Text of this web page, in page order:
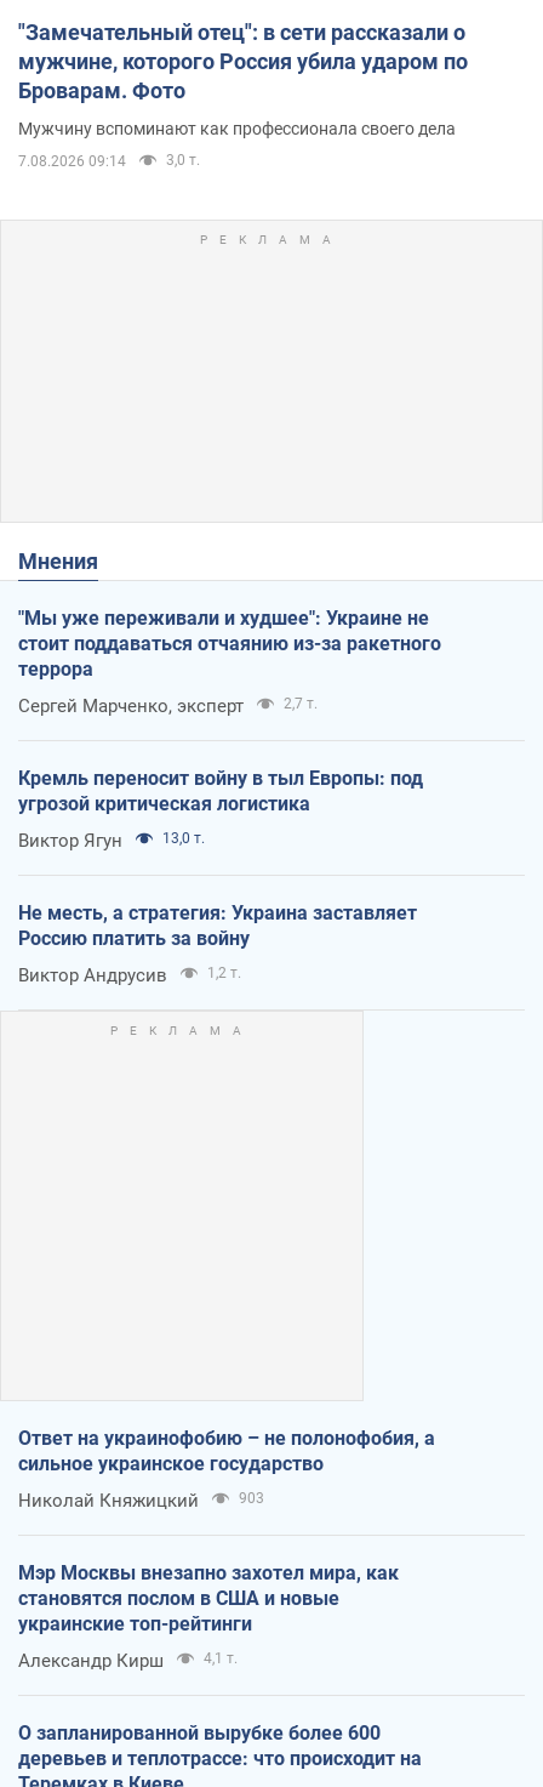
"Замечательный отец": в сети рассказали о
мужчине, которого Россия убила ударом по
Броварам. Фото
Мужчину вспоминают как профессионала своего дела
7.08.2026 09:14 3,0 т.
Мнения
"Мы уже переживали и худшее": Украине не
стоит поддаваться отчаянию из-за ракетного
террора
Сергей Марченко, эксперт 2,7 т.
Кремль переносит войну в тыл Европы: под
угрозой критическая логистика
Виктор Ягун 13,0 т.
Не месть, а стратегия: Украина заставляет
Россию платить за войну
Виктор Андрусив 1,2 т.
Ответ на украинофобию – не полонофобия, а
сильное украинское государство
Николай Княжицкий 903
Мэр Москвы внезапно захотел мира, как
становятся послом в США и новые
украинские топ-рейтинги
Александр Кирш 4,1 т.
О запланированной вырубке более 600
деревьев и теплотрассе: что происходит на